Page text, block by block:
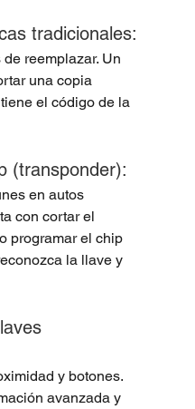
tradicionales:
reemplazar. Un
una copia
el código de la
(transponder):
en autos
con cortar el
programar el chip
la llave y
y botones.
avanzada y